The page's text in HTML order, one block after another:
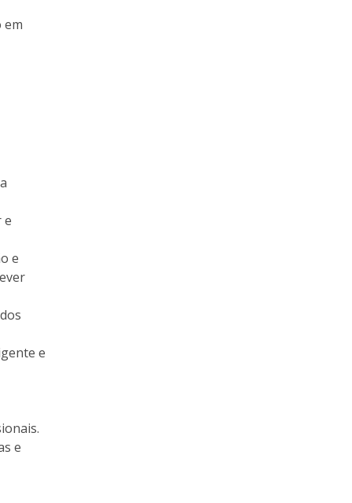
em
e
e
e
e